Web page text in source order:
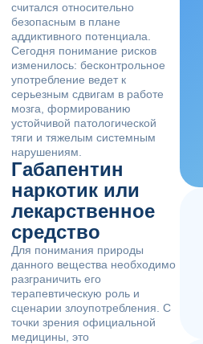
считался относительно
безопасным в плане
аддиктивного потенциала.
Сегодня понимание рисков
изменилось: бесконтрольное
употребление ведет к
серьезным сдвигам в работе
мозга, формированию
устойчивой патологической
тяги и тяжелым системным
нарушениям.
Габапентин
наркотик или
лекарственное
средство
Для понимания природы
данного вещества необходимо
разграничить его
терапевтическую роль и
сценарии злоупотребления. С
точки зрения официальной
медицины, это